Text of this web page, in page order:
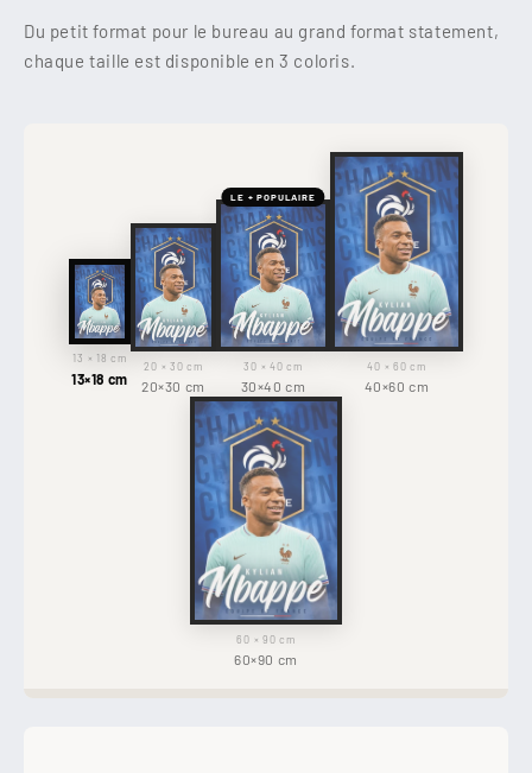
Du petit format pour le bureau au grand format statement,
chaque taille est disponible en 3 coloris.
13 × 18 cm
13×18 cm
20 × 30 cm
20×30 cm
LE + POPULAIRE
30 × 40 cm
30×40 cm
40 × 60 cm
40×60 cm
60 × 90 cm
60×90 cm